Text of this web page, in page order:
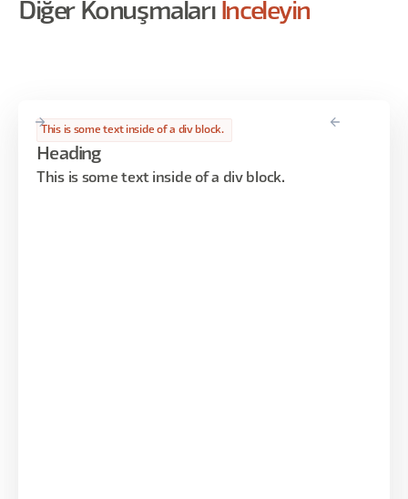
Diğer Konuşmaları İnceleyin
This is some text inside of a div block.
Heading
This is some text inside of a div block.